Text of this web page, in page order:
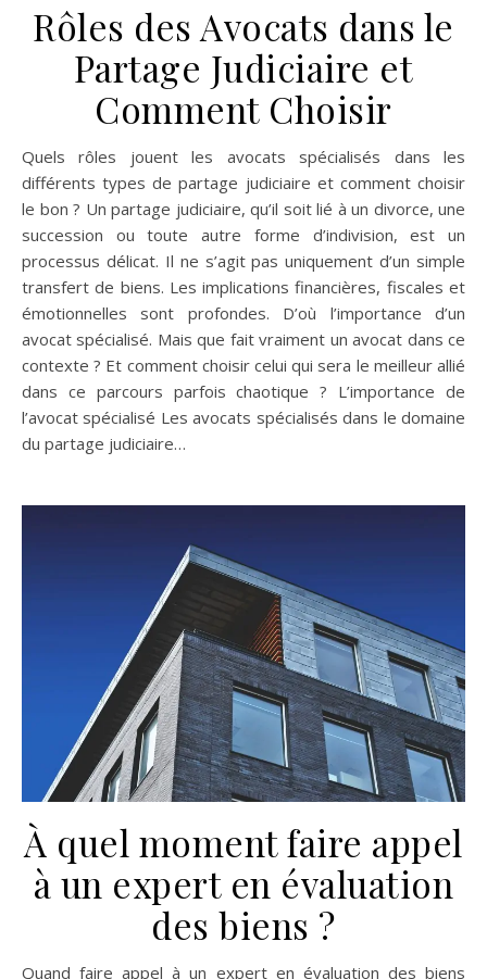
Rôles des Avocats dans le
Partage Judiciaire et
Comment Choisir
Quels rôles jouent les avocats spécialisés dans les
différents types de partage judiciaire et comment choisir
le bon ? Un partage judiciaire, qu’il soit lié à un divorce, une
succession ou toute autre forme d’indivision, est un
processus délicat. Il ne s’agit pas uniquement d’un simple
transfert de biens. Les implications financières, fiscales et
émotionnelles sont profondes. D’où l’importance d’un
avocat spécialisé. Mais que fait vraiment un avocat dans ce
contexte ? Et comment choisir celui qui sera le meilleur allié
dans ce parcours parfois chaotique ? L’importance de
l’avocat spécialisé Les avocats spécialisés dans le domaine
du partage judiciaire…
À quel moment faire appel
à un expert en évaluation
des biens ?
Quand faire appel à un expert en évaluation des biens